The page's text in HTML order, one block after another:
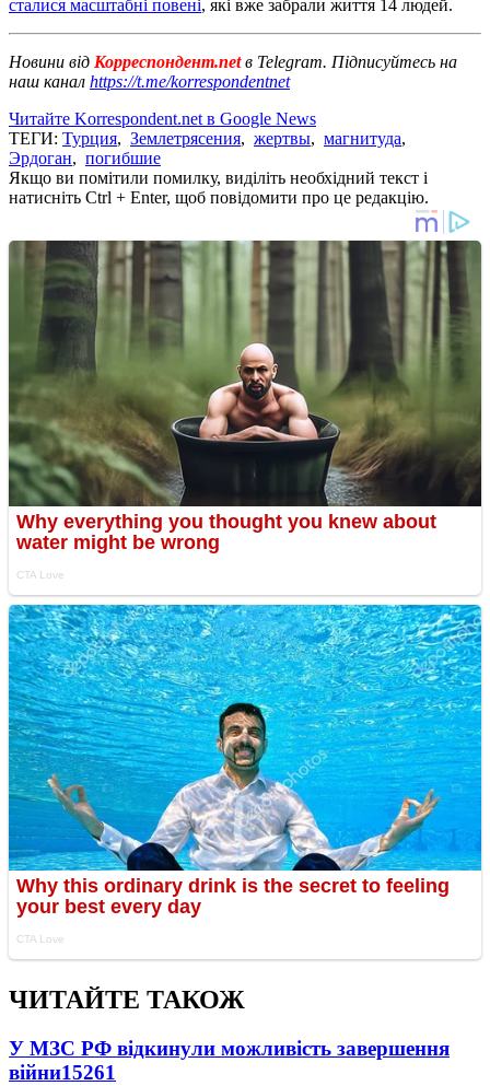
сталися масштабні повені, які вже забрали життя 14 людей.
Новини від Корреспондент.netв Telegram. Підписуйтесь на
наш канал https://t.me/korrespondentnet
Читайте Korrespondent.net в Google News
ТЕГИ: Турция, Землетрясения, жертвы, магнитуда,
Эрдоган, погибшие
Якщо ви помітили помилку, виділіть необхідний текст і
натисніть Ctrl + Enter, щоб повідомити про це редакцію.
ЧИТАЙТЕ ТАКОЖ
У МЗС РФ відкинули можливість завершення
війни15261